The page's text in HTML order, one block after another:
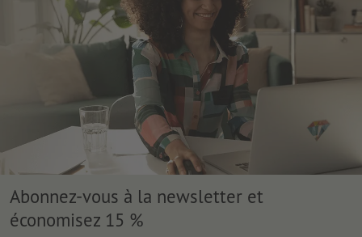
Abonnez-vous à la newsletter et
économisez 15 %